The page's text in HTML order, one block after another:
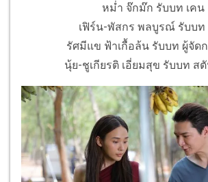
หม่ำ จ๊กม๊ก รับบท เคน
เฟิร์น-พัสกร พลบูรณ์ รับบท
รัศมีแข ฟ้าเกื้อล้น รับบท ผู้จัด
นุ้ย-ชูเกียรติ เอี่ยมสุข รับบท ส